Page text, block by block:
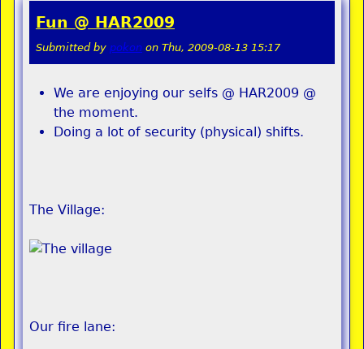
Fun @ HAR2009
Submitted by pokon on Thu, 2009-08-13 15:17
We are enjoying our selfs @ HAR2009 @
the moment.
Doing a lot of security (physical) shifts.
The Village:
Our fire lane: